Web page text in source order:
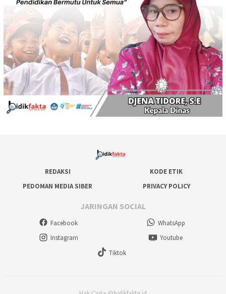
REDAKSI
KODE ETIK
PEDOMAN MEDIA SIBER
PRIVACY POLICY
JARINGAN SOCIAL
Facebook
WhatsApp
Instagram
Youtube
Tiktok